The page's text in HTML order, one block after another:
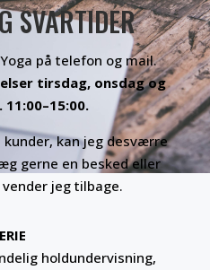
SVARTIDER
på telefon og mail.
tirsdag, onsdag og
kan jeg desværre
gerne en besked eller
jeg tilbage.
holdundervisning,